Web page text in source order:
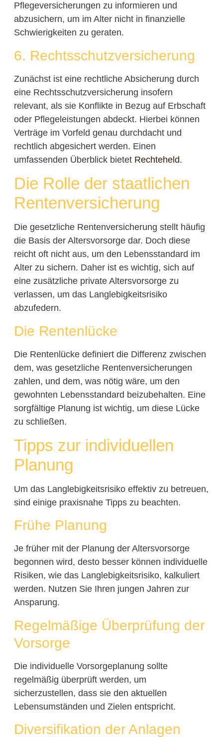
Pflegeversicherungen zu informieren und
abzusichern, um im Alter nicht in finanzielle
Schwierigkeiten zu geraten.
6. Rechtsschutzversicherung
Zunächst ist eine rechtliche Absicherung durch
eine Rechtsschutzversicherung insofern
relevant, als sie Konflikte in Bezug auf Erbschaft
oder Pflegeleistungen abdeckt. Hierbei können
Verträge im Vorfeld genau durchdacht und
rechtlich abgesichert werden. Einen
umfassenden Überblick bietet Rechteheld.
Die Rolle der staatlichen
Rentenversicherung
Die gesetzliche Rentenversicherung stellt häufig
die Basis der Altersvorsorge dar. Doch diese
reicht oft nicht aus, um den Lebensstandard im
Alter zu sichern. Daher ist es wichtig, sich auf
eine zusätzliche private Altersvorsorge zu
verlassen, um das Langlebigkeitsrisiko
abzufedern.
Die Rentenlücke
Die Rentenlücke definiert die Differenz zwischen
dem, was gesetzliche Rentenversicherungen
zahlen, und dem, was nötig wäre, um den
gewohnten Lebensstandard beizubehalten. Eine
sorgfältige Planung ist wichtig, um diese Lücke
zu schließen.
Tipps zur individuellen
Planung
Um das Langlebigkeitsrisiko effektiv zu betreuen,
sind einige praxisnahe Tipps zu beachten.
Frühe Planung
Je früher mit der Planung der Altersvorsorge
begonnen wird, desto besser können individuelle
Risiken, wie das Langlebigkeitsrisiko, kalkuliert
werden. Nutzen Sie Ihren jungen Jahren zur
Ansparung.
Regelmäßige Überprüfung der
Vorsorge
Die individuelle Vorsorgeplanung sollte
regelmäßig überprüft werden, um
sicherzustellen, dass sie den aktuellen
Lebensumständen und Zielen entspricht.
Diversifikation der Anlagen